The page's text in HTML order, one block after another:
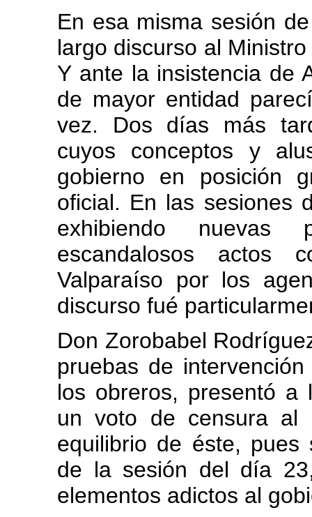
En esa misma sesión
largo discurso al
Y ante la insistencia de
de mayor entidad
vez. Dos días más
cuyos conceptos y
gobierno en posición
oficial. En las sesiones
exhibiendo
escandalosos actos
Valparaíso por los
discurso fué
Don Zorobabel
pruebas de
los obreros, presentó a
un voto de censura al
equilibrio de éste, pues
de la sesión del día
elementos adictos al